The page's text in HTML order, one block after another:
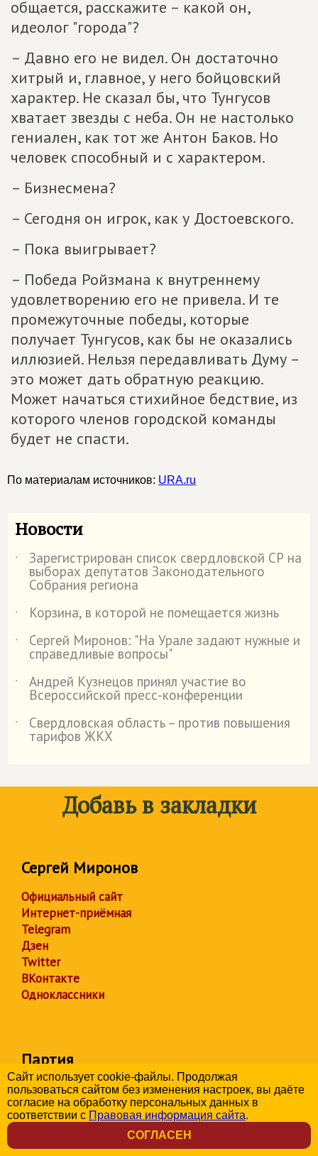
общается, расскажите – какой он,
идеолог "города"?
– Давно его не видел. Он достаточно
хитрый и, главное, у него бойцовский
характер. Не сказал бы, что Тунгусов
хватает звезды с неба. Он не настолько
гениален, как тот же Антон Баков. Но
человек способный и с характером.
– Бизнесмена?
– Сегодня он игрок, как у Достоевского.
– Пока выигрывает?
– Победа Ройзмана к внутреннему
удовлетворению его не привела. И те
промежуточные победы, которые
получает Тунгусов, как бы не оказались
иллюзией. Нельзя передавливать Думу –
это может дать обратную реакцию.
Может начаться стихийное бедствие, из
которого членов городской команды
будет не спасти.
По материалам источников: URA.ru
Новости
˙ Зарегистрирован список свердловской СР на
выборах депутатов Законодательного
Собрания региона
˙
Корзина, в которой не помещается жизнь
˙
Сергей Миронов: "На Урале задают нужные и
справедливые вопросы"
˙
Андрей Кузнецов принял участие во
Всероссийской пресс-конференции
˙
Свердловская область – против повышения
тарифов ЖКХ
Добавь в закладки
Сергей Миронов
Официальный сайт
Интернет-приёмная
Telegram
Дзен
Twitter
ВКонтакте
Одноклассники
Партия
Telegram
Дзен
ВКонтакте
Сайт использует cookie-файлы. Продолжая
пользоваться сайтом без изменения настроек, вы даёте
согласие на обработку персональных данных в
соответствии с Правовая информация сайта.
СОГЛАСЕН